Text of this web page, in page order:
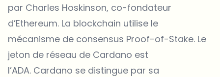
par Charles Hoskinson, co-fondateur
d’Ethereum. La blockchain utilise le
mécanisme de consensus Proof-of-Stake. Le
jeton de réseau de Cardano est
l’ADA. Cardano se distingue par sa